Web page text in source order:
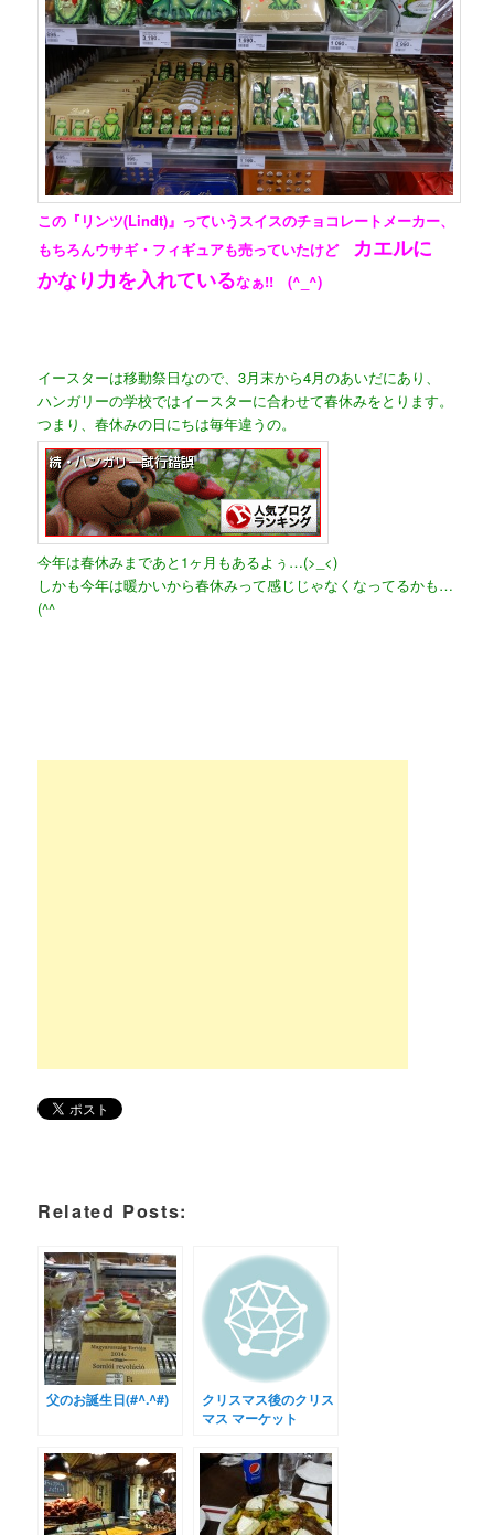
この『リンツ(Lindt)』っていうスイスのチョコレートメーカー、
もちろんウサギ・フィギュアも売っていたけど カエルに
かなり力を入れているなぁ!! (^_^)
イースターは移動祭日なので、3月末から4月のあいだにあり、
ハンガリーの学校ではイースターに合わせて春休みをとります。
つまり、春休みの日にちは毎年違うの。
今年は春休みまであと1ヶ月もあるよぅ…(>_<)
しかも今年は暖かいから春休みって感じじゃなくなってるかも…
(^^ゞ
Related Posts:
父のお誕生日(#^.^#)
クリスマス後のクリス
マス マーケット